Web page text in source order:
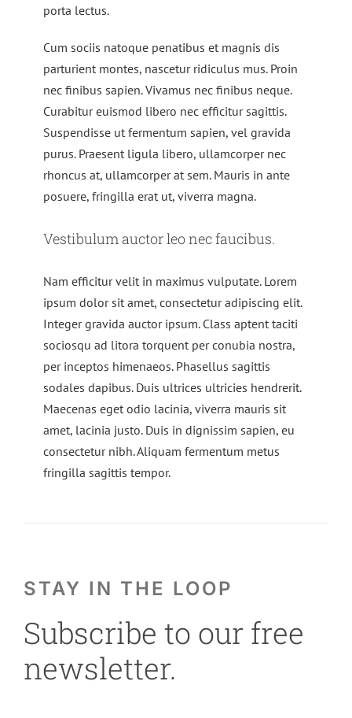
porta lectus.
Cum sociis natoque penatibus et magnis dis
parturient montes, nascetur ridiculus mus. Proin
nec finibus sapien. Vivamus nec finibus neque.
Curabitur euismod libero nec efficitur sagittis.
Suspendisse ut fermentum sapien, vel gravida
purus. Praesent ligula libero, ullamcorper nec
rhoncus at, ullamcorper at sem. Mauris in ante
posuere, fringilla erat ut, viverra magna.
Vestibulum auctor leo nec faucibus.
Nam efficitur velit in maximus vulputate. Lorem
ipsum dolor sit amet, consectetur adipiscing elit.
Integer gravida auctor ipsum. Class aptent taciti
sociosqu ad litora torquent per conubia nostra,
per inceptos himenaeos. Phasellus sagittis
sodales dapibus. Duis ultrices ultricies hendrerit.
Maecenas eget odio lacinia, viverra mauris sit
amet, lacinia justo. Duis in dignissim sapien, eu
consectetur nibh. Aliquam fermentum metus
fringilla sagittis tempor.
STAY IN THE LOOP
Subscribe to our free
newsletter.